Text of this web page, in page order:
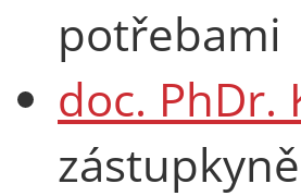
potřebami
doc. PhDr.